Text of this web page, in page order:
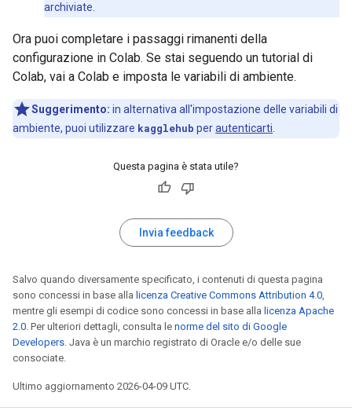
archiviate.
Ora puoi completare i passaggi rimanenti della
configurazione in Colab. Se stai seguendo un tutorial di
Colab, vai a Colab e imposta le variabili di ambiente.
Suggerimento: in alternativa all'impostazione delle variabili di
ambiente, puoi utilizzare kagglehub perautenticarti
Questa pagina è stata utile?
Invia feedback
Salvo quando diversamente specificato, i contenuti di questa pagina
sono concessi in base alla licenza Creative Commons Attribution 4.0,
mentre gli esempi di codice sono concessi in base alla licenza Apache
2.0. Per ulteriori dettagli, consulta le norme del sito di Google
Developers. Java è un marchio registrato di Oracle e/o delle sue
consociate.
Ultimo aggiornamento 2026-04-09 UTC.